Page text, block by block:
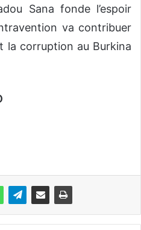
Sana fonde l’espoir
va contribuer
la corruption au Burkina